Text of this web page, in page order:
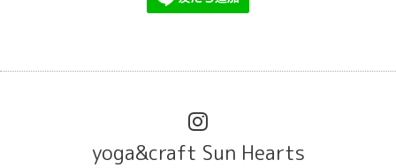
yoga&craft Sun Hearts